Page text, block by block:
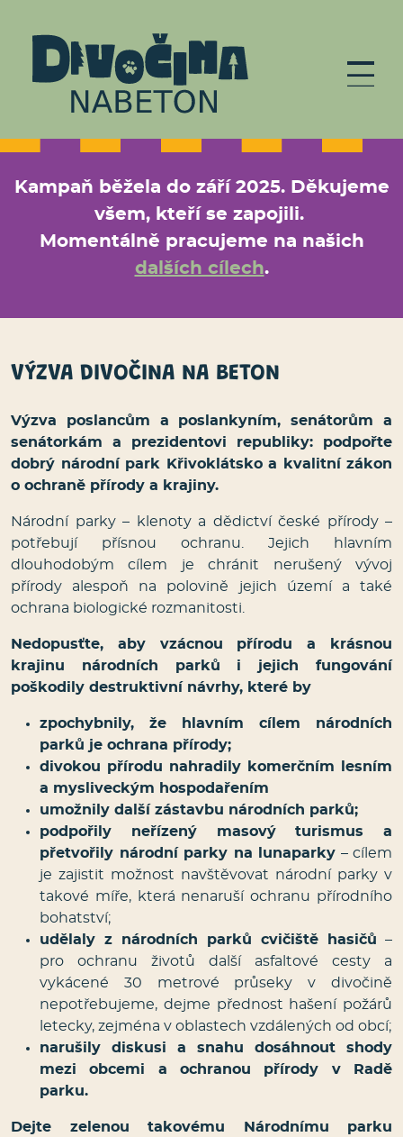
Kampaň běžela do září 2025. Děkujeme
všem, kteří se zapojili.
Momentálně pracujeme na našich
dalších cílech.
VÝZVA DIVOČINA NA BETON
Výzva poslancům a poslankyním, senátorům a
senátorkám a prezidentovi republiky: podpořte
dobrý národní park Křivoklátsko a kvalitní zákon
o ochraně přírody a krajiny.
Národní parky – klenoty a dědictví české přírody –
potřebují přísnou ochranu. Jejich hlavním
dlouhodobým cílem je chránit nerušený vývoj
přírody alespoň na polovině jejich území a také
ochrana biologické rozmanitosti.
Nedopusťte, aby vzácnou přírodu a krásnou
krajinu národních parků i jejich fungování
poškodily destruktivní návrhy, které by
zpochybnily, že hlavním cílem národních
parků je ochrana přírody;
divokou přírodu nahradily komerčním lesním
a mysliveckým hospodařením
umožnily další zástavbu národních parků;
podpořily neřízený masový turismus a
přetvořily národní parky na lunaparky – cílem
je zajistit možnost navštěvovat národní parky v
takové míře, která nenaruší ochranu přírodního
bohatství;
udělaly z národních parků cvičiště hasičů –
pro ochranu životů další asfaltové cesty a
vykácené 30 metrové průseky v divočině
nepotřebujeme, dejme přednost hašení požárů
letecky, zejména v oblastech vzdálených od obcí;
narušily diskusi a snahu dosáhnout shody
mezi obcemi a ochranou přírody v Radě
parku.
Dejte zelenou takovému Národnímu parku